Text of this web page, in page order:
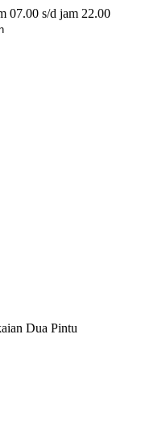
07.00 s/d jam 22.00
Dua Pintu